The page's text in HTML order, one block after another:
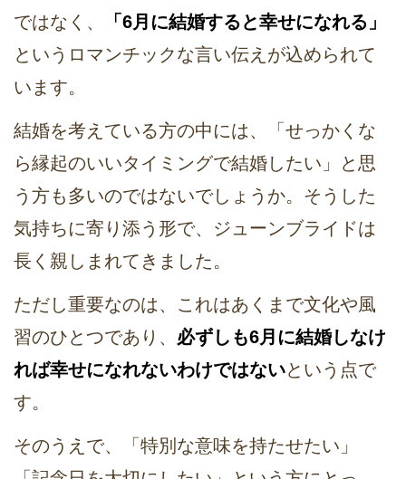
ではなく、
「6月に結婚すると幸せになれる」
というロマンチックな言い伝えが込められて
います。
結婚を考えている方の中には、「せっかくな
ら縁起のいいタイミングで結婚したい」と思
う方も多いのではないでしょうか。そうした
気持ちに寄り添う形で、ジューンブライドは
長く親しまれてきました。
ただし重要なのは、これはあくまで文化や風
習のひとつであり、 必ずしも6月に結婚しなけ
れば幸せになれないわけではないという点で
す。
そのうえで、「特別な意味を持たせたい」